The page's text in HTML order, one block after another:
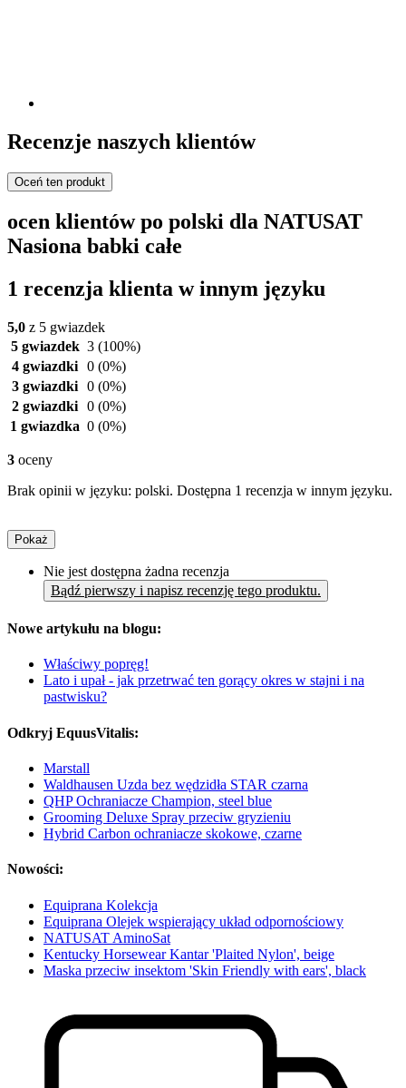
Recenzje naszych klientów
Oceń ten produkt
ocen klientów po polski dla NATUSAT
Nasiona babki całe
1 recenzja klienta w innym języku
5,0 z 5 gwiazdek
5 gwiazdek 3 (100%)
4 gwiazdki 0 (0%)
3 gwiazdki 0 (0%)
2 gwiazdki 0 (0%)
1 gwiazdka 0 (0%)
3 oceny
Brak opinii w języku: polski. Dostępna 1 recenzja w innym języku.
Pokaż
Nie jest dostępna żadna recenzja
Bądź pierwszy i napisz recenzję tego produktu.
Nowe artykułu na blogu:
Właściwy popręg!
Lato i upał - jak przetrwać ten gorący okres w stajni i na
pastwisku?
Odkryj EquusVitalis:
Marstall
Waldhausen Uzda bez wędzidła STAR czarna
QHP Ochraniacze Champion, steel blue
Grooming Deluxe Spray przeciw gryzieniu
Hybrid Carbon ochraniacze skokowe, czarne
Nowości:
Equiprana Kolekcja
Equiprana Olejek wspierający układ odpornościowy
NATUSAT AminoSat
Kentucky Horsewear Kantar 'Plaited Nylon', beige
Maska przeciw insektom 'Skin Friendly with ears', black